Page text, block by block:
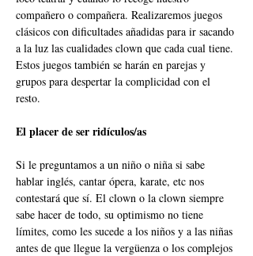
compañero o compañera. Realizaremos juegos
clásicos con dificultades añadidas para ir sacando
a la luz las cualidades clown que cada cual tiene.
Estos juegos también se harán en parejas y
grupos para despertar la complicidad con el
resto.
El placer de ser ridículos/as
Si le preguntamos a un niño o niña si sabe
hablar inglés, cantar ópera, karate, etc nos
contestará que sí. El clown o la clown siempre
sabe hacer de todo, su optimismo no tiene
límites, como les sucede a los niños y a las niñas
antes de que llegue la vergüenza o los complejos